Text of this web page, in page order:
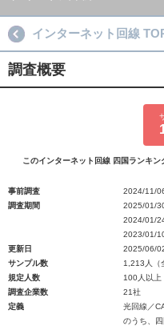
インターネット回線
調査概要
このインターネット回線 四国ランキン
事前調査
2024/11/
調査期間
2025/01/
2024/01/
2023/01/
更新日
2025/06/
サンプル数
1,213人（
規定人数
100人以上
調査企業数
21社
定義
光回線／
のうち、